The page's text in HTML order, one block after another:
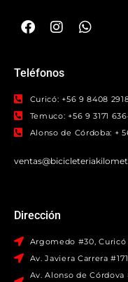
Teléfonos
Curicó: +56 9 8408
Temuco: +56 9 3171
Alonso de Córdoba: +
Dirección
Argomedo #30, Curicó
Av. Javiera Carrera
Av. Alonso de Córdova